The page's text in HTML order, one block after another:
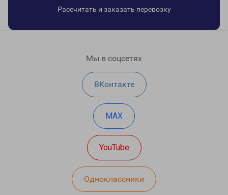
Рассчитать и заказать перевозку
Мы в соцсетях
ВКонтакте
MAX
YouTube
Одноклассники